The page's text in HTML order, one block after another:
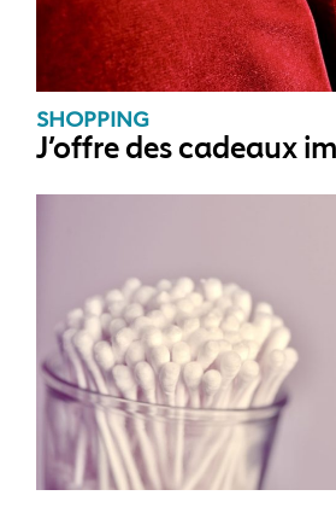
SHOPPING
J’offre des cadeaux